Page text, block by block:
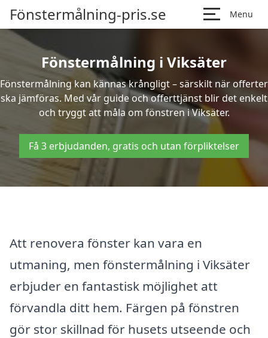
Fönstermålning-pris.se Menu
Fönstermålning i Viksäter
Fönstermålning kan kännas krångligt – särskilt när offerter
ska jämföras. Med vår guide och offerttjänst blir det enkelt
och tryggt att måla om fönstren i Viksäter.
Få 3 erbjudanden, gratis och utan förpliktelser
Att renovera fönster kan vara en
utmaning, men fönstermålning i Viksäter
erbjuder en fantastisk möjlighet att
förvandla ditt hem. Färgen på fönstren
gör stor skillnad för husets utseende och